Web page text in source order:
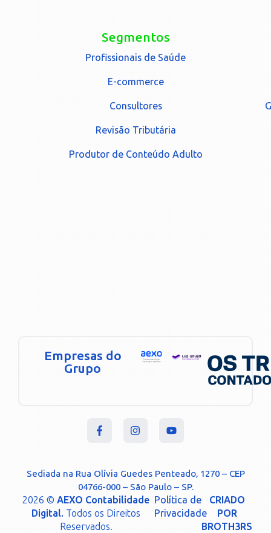
Segmentos
Profissionais de Saúde
E-commerce
Consultores
Revisão Tributária
Produtor de Conteúdo Adulto
Empresas do
Grupo
Sediada na Rua Olívia Guedes Penteado, 1270 – CEP
04766-000 – São Paulo – SP.
2026 ©AEXO Contabilidade
Digital. Todos os Direitos
Reservados.
Política de
Privacidade
CRIADO
POR
BROTH3RS